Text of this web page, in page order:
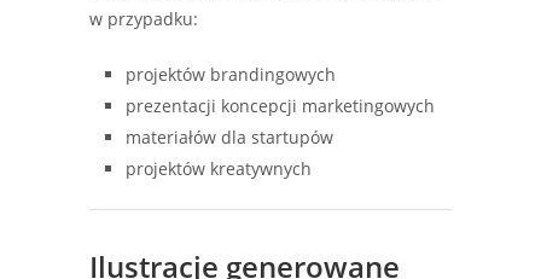
w przypadku:
projektów brandingowych
prezentacji koncepcji marketingowych
materiałów dla startupów
projektów kreatywnych
Ilustracje generowane